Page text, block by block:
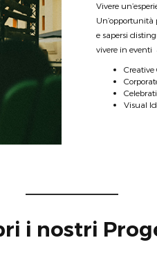
Vivere
Un’opportunità
e sapersi
vivere in eventi
Creative
Visual
i nostri